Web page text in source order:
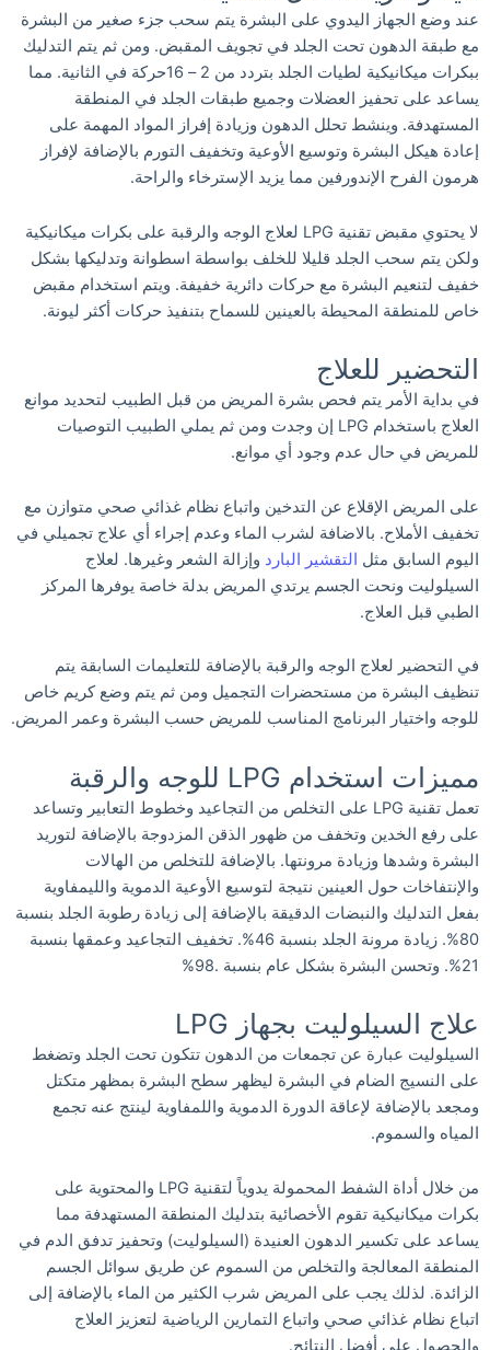
عند وضع الجهاز اليدوي على البشرة يتم سحب جزء صغير من البشرة
مع طبقة الدهون تحت الجلد في تجويف المقبض. ومن ثم يتم التدليك
ببكرات ميكانيكية لطيات الجلد بتردد من 2 – 16حركة في الثانية. مما
يساعد على تحفيز العضلات وجميع طبقات الجلد في المنطقة
المستهدفة. وينشط تحلل الدهون وزيادة إفراز المواد المهمة على
إعادة هيكل البشرة وتوسيع الأوعية وتخفيف التورم بالإضافة لإفراز
هرمون الفرح الإندورفين مما يزيد الإسترخاء والراحة.
لا يحتوي مقبض تقنية LPG لعلاج الوجه والرقبة على بكرات ميكانيكية
ولكن يتم سحب الجلد قليلا للخلف بواسطة اسطوانة وتدليكها بشكل
خفيف لتنعيم البشرة مع حركات دائرية خفيفة. ويتم استخدام مقبض
خاص للمنطقة المحيطة بالعينين للسماح بتنفيذ حركات أكثر ليونة.
التحضير للعلاج
في بداية الأمر يتم فحص بشرة المريض من قبل الطبيب لتحديد موانع
العلاج باستخدام LPG إن وجدت ومن ثم يملي الطبيب التوصيات
للمريض في حال عدم وجود أي موانع.
على المريض الإقلاع عن التدخين واتباع نظام غذائي صحي متوازن مع
تخفيف الأملاح. بالاضافة لشرب الماء وعدم إجراء أي علاج تجميلي في
اليوم السابق مثل التقشير البارد وإزالة الشعر وغيرها. لعلاج
السيلوليت ونحت الجسم يرتدي المريض بدلة خاصة يوفرها المركز
الطبي قبل العلاج.
في التحضير لعلاج الوجه والرقبة بالإضافة للتعليمات السابقة يتم
تنظيف البشرة من مستحضرات التجميل ومن ثم يتم وضع كريم خاص
للوجه واختيار البرنامج المناسب للمريض حسب البشرة وعمر المريض.
مميزات استخدام LPG للوجه والرقبة
تعمل تقنية LPG على التخلص من التجاعيد وخطوط التعابير وتساعد
على رفع الخدين وتخفف من ظهور الذقن المزدوجة بالإضافة لتوريد
البشرة وشدها وزيادة مرونتها. بالإضافة للتخلص من الهالات
والإنتفاخات حول العينين نتيجة لتوسيع الأوعية الدموية والليمفاوية
بفعل التدليك والنبضات الدقيقة بالإضافة إلى زيادة رطوبة الجلد بنسبة
80%. زيادة مرونة الجلد بنسبة 46%. تخفيف التجاعيد وعمقها بنسبة
21%. وتحسن البشرة بشكل عام بنسبة .98%
علاج السيلوليت بجهاز LPG
السيلوليت عبارة عن تجمعات من الدهون تتكون تحت الجلد وتضغط
على النسيج الضام في البشرة ليظهر سطح البشرة بمظهر متكتل
ومجعد بالإضافة لإعاقة الدورة الدموية واللمفاوية لينتج عنه تجمع
المياه والسموم.
من خلال أداة الشفط المحمولة يدوياً لتقنية LPG والمحتوية على
بكرات ميكانيكية تقوم الأخصائية بتدليك المنطقة المستهدفة مما
يساعد على تكسير الدهون العنيدة (السيلوليت) وتحفيز تدفق الدم في
المنطقة المعالجة والتخلص من السموم عن طريق سوائل الجسم
الزائدة. لذلك يجب على المريض شرب الكثير من الماء بالإضافة إلى
اتباع نظام غذائي صحي واتباع التمارين الرياضية لتعزيز العلاج
والحصول على أفضل النتائج.